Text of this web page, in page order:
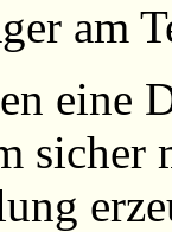
am
eine
sicher